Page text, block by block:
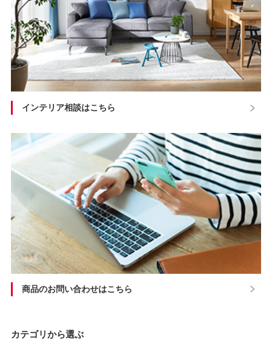
カテゴリから選ぶ
インテリア相談はこちら
商品のお問い合わせはこちら